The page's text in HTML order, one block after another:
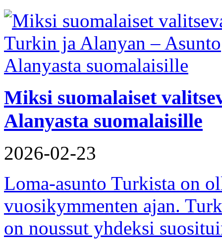
Miksi suomalaiset
Alanyasta suomalaisille
2026-02-23
Loma-asunto Turkista on
vuosikymmenten ajan.
on noussut yhdeksi